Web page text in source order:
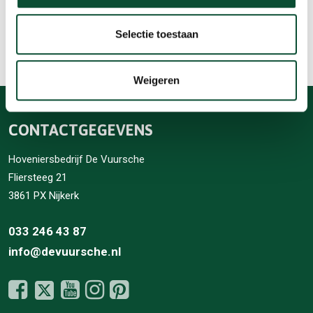
Selectie toestaan
Weigeren
CONTACTGEGEVENS
Hoveniersbedrijf De Vuursche
Fliersteeg 21
3861 PX Nijkerk
033 246 43 87
info@devuursche.nl